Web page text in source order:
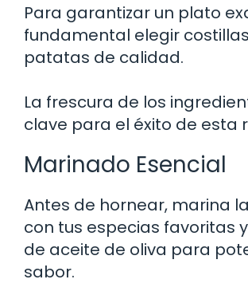
Para garantizar un plato
fundamental elegir
patatas de calidad.
La frescura de los
clave para el éxito de esta
Marinado Esencial
Antes de hornear, marina
con tus especias favoritas
de aceite de oliva para
sabor.